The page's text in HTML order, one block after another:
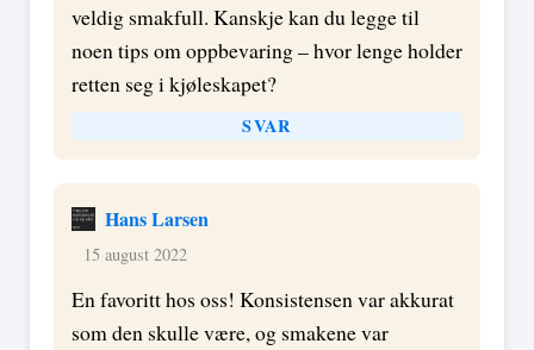
veldig smakfull. Kanskje kan du legge til
noen tips om oppbevaring – hvor lenge holder
retten seg i kjøleskapet?
SVAR
Hans Larsen
15 august 2022
En favoritt hos oss! Konsistensen var akkurat
som den skulle være, og smakene var